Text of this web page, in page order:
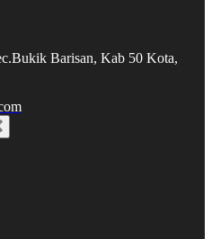
Barisan, Kab 50 Kota,